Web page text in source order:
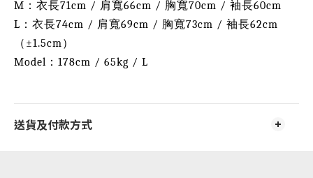
M：衣長71cm / 肩寬66cm / 胸寬70cm / 袖長60cm
L：衣長74cm / 肩寬69cm / 胸寬73cm / 袖長62cm
（ ±1.5cm）
Model：178cm / 65kg / L
送貨及付款方式